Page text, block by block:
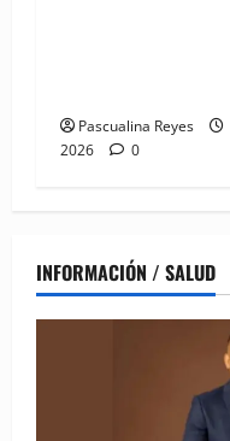
Pascualina Reyes
2026
0
INFORMACIÓN / SALUD